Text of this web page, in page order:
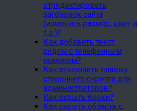
отредактировать
заголовок сайта
(изменить размер, цвет и
т.д.)?
Как добавить текст
рядом с телефонным
номером?
Как отключить плашку
стороннего скрипта для
администраторов?
Как скрыть блоки?
Как скрыть область с